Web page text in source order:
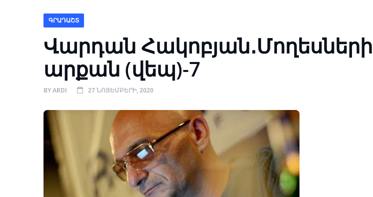
ԳՐԱԴԱՇՏ
Վարդան Հակոբյան․Մողեսների
արքան (վեպ)-7
BYARDI 27 ՆՈՅԵՄԲԵՐԻ, 2020